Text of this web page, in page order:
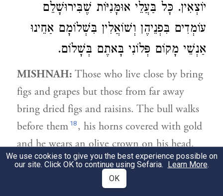
יוֹצְאִין. כָּל בַּעֲלֵי אוּמָּנִיּוֹת שֶׁבִּירוּשָׁלֵם
עוֹמְדִים בִּפְנֵיהֶן וְשׁוֹאֲלִין בִּשְׁלוֹמָם אַחֵינוּ
אַנְשֵׁי מָקוֹם פְּלוֹנִי בָּאתֶם בְּשָׁלוֹם.
MISHNAH: Those who live close by bring
figs and grapes but those from far away
bring dried figs and raisins. The bull walks
before them 18, his horns covered with gold
and he wears an olive crown on his head.
The fife beats19before them until they are
arriving close to Jerusalem. When they
We use cookies to give you the best experience possible on
our site. Click OK to continue using Sefaria. Learn More.
OK